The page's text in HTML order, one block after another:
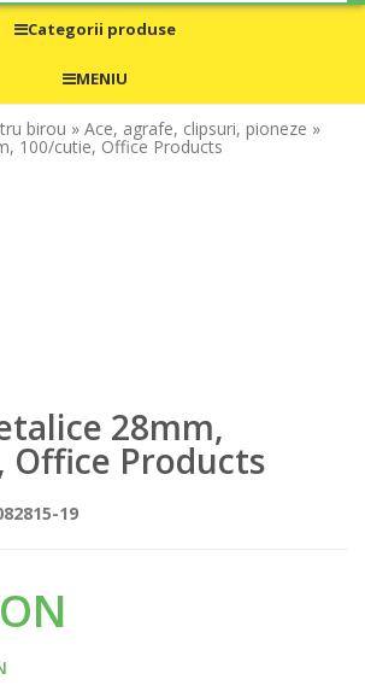
Categorii produse
MENIU
birou » Ace, agrafe, clipsuri, pioneze »
100/cutie, Office Products
28mm,
Office Products
19